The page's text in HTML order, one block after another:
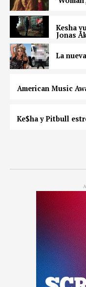
Kesha
Jonas
La
American Music
Ke$ha y Pitbull